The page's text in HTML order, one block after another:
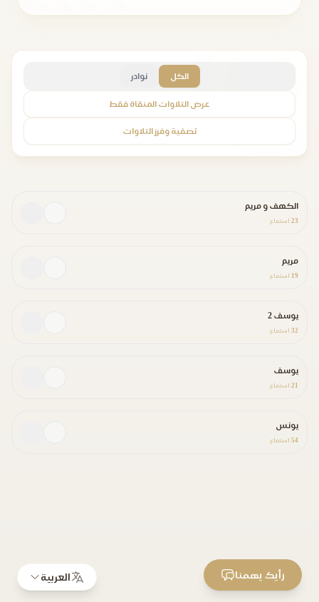
الكل نوادر
عرض التلاوات المنقاة فقط
تصفية وفرز التلاوات
الكهف و مريم
23 استماع
مريم
19 استماع
يوسف 2
32 استماع
يوسف
21 استماع
يونس
54 استماع
العربية رأيك يهمنا